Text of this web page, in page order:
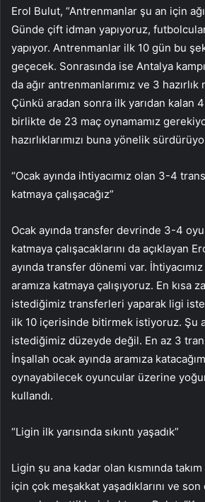
Erol Bulut, “Antrenmanlar şu an için
Günde çift idman yapıyoruz,
yapıyor. Antrenmanlar ilk 10 gün bu
geçecek. Sonrasında ise Antalya
da ağır antrenmanlarımız ve 3 hazırlık
Çünkü aradan sonra ilk yarıdan kalan
birlikte de 23 maç oynamamız
hazırlıklarımızı buna yönelik
“Ocak ayında ihtiyacımız olan 3-4
katmaya çalışacağız”
Ocak ayında transfer devrinde 3-4
katmaya çalışacaklarını da açıklayan
ayında transfer dönemi var.
aramıza katmaya çalışıyoruz. En kısa
istediğimiz transferleri yaparak ligi
ilk 10 içerisinde bitirmek istiyoruz. Şu
istediğimiz düzeyde değil. En az 3
İnşallah ocak ayında aramıza
oynayabilecek oyuncular üzerine
kullandı.
“Ligin ilk yarısında sıkıntı yaşadık”
Ligin şu ana kadar olan kısmında
için çok meşakkat yaşadıklarını ve